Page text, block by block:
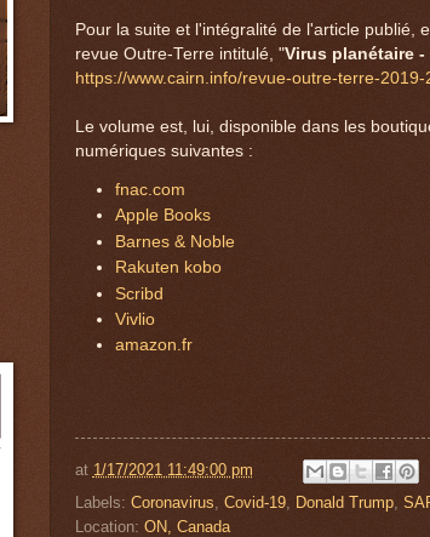
Pour la suite et l'intégralité de l'article publié,
revue Outre-Terre intitulé, "Virus planétaire
https://www.cairn.info/revue-outre-terre-
Le volume est, lui, disponible dans les
numériques suivantes :
fnac.com
Apple Books
Barnes & Noble
Rakuten kobo
Scribd
Vivlio
amazon.fr
at 1/17/2021 11:49:00 pm
Labels: Coronavirus Covid-19, Donald Trump,
Location: ON, Canada